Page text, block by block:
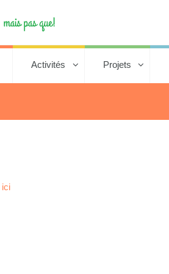
Activités Projets
ici